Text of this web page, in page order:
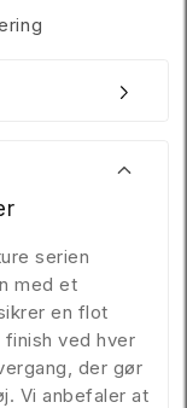
serien
med et
en flot
ved hver
der gør
Vi anbefaler at